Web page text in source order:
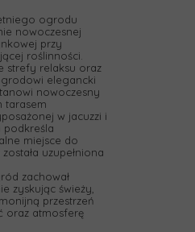
ogrodu
nowoczesnej
przy
roślinności.
strefy relaksu oraz
elegancki
nowoczesny
tarasem
w jacuzzi i
podkreśla
miejsce do
uzupełniona
zachował
zyskując świeży,
przestrzeń
oraz atmosferę